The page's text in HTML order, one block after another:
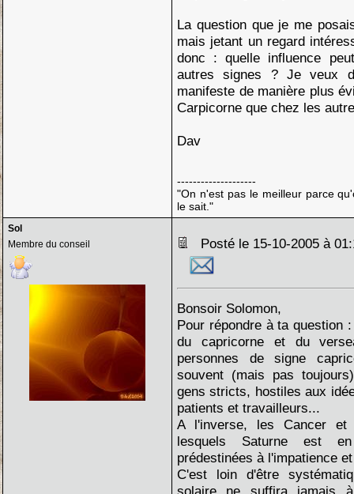
La question que je me
mais jetant un regard
donc : quelle influence
autres signes ? Je veux
manifeste de manière plus
Carpicorne que chez les
Dav
--------------------
"On n'est pas le meilleur parce
le sait."
Sol
Membre du conseil
Posté le 15-10-2005 à
Bonsoir Solomon,
Pour répondre à ta question
du capricorne et du
personnes de signe
souvent (mais pas
gens stricts, hostiles aux
patients et travailleurs...
A l'inverse, les Cancer
lesquels Saturne est
prédestinées à l'impatience
C'est loin d'être
solaire ne suffira jamais